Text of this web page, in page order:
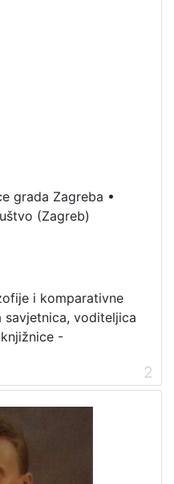
grada Zagreba •
(Zagreb)
i komparativne
savjetnica, voditeljica
-
2